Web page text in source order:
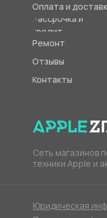
Сеть магазинов
техники Apple и
Оплата и
Рассрочка и
кредит
Ремонт
Отзывы
Контакты
Юридическая